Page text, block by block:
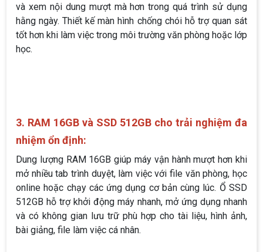
và xem nội dung mượt mà hơn trong quá trình sử dụng
hằng ngày. Thiết kế màn hình chống chói hỗ trợ quan sát
tốt hơn khi làm việc trong môi trường văn phòng hoặc lớp
học.
3. RAM 16GB và SSD 512GB cho trải nghiệm đa
nhiệm ổn định:
Dung lượng RAM 16GB giúp máy vận hành mượt hơn khi
mở nhiều tab trình duyệt, làm việc với file văn phòng, học
online hoặc chạy các ứng dụng cơ bản cùng lúc. Ổ SSD
512GB hỗ trợ khởi động máy nhanh, mở ứng dụng nhanh
và có không gian lưu trữ phù hợp cho tài liệu, hình ảnh,
bài giảng, file làm việc cá nhân.